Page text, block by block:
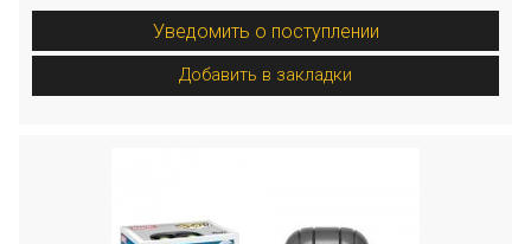
Уведомить о поступлении
Добавить в закладки